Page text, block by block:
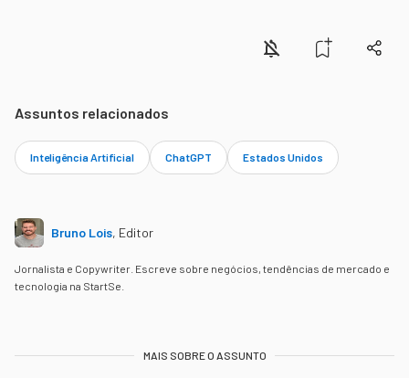
Assuntos relacionados
Inteligência Artificial ChatGPT Estados Unidos
Bruno Lois, Editor
Jornalista e Copywriter. Escreve sobre negócios, tendências de mercado e
tecnologia na StartSe.
MAIS SOBRE O ASSUNTO